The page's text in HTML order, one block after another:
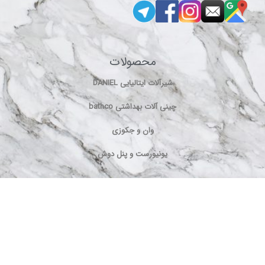
محصولات
شیرآلات ایتالیایی DANIEL
چینی آلات بهداشتی bathco
وان و جکوزی
یونیورست و پنل دوش